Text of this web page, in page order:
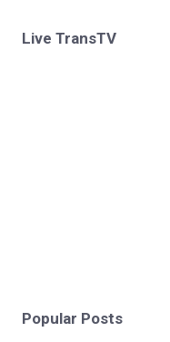
Live TransTV
Popular Posts